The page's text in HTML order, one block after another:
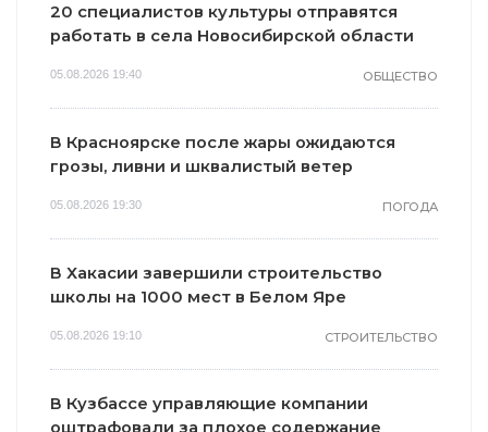
20 специалистов культуры отправятся
работать в села Новосибирской области
05.08.2026 19:40 ОБЩЕСТВО
В Красноярске после жары ожидаются
грозы, ливни и шквалистый ветер
05.08.2026 19:30 ПОГОДА
В Хакасии завершили строительство
школы на 1000 мест в Белом Яре
05.08.2026 19:10 СТРОИТЕЛЬСТВО
В Кузбассе управляющие компании
оштрафовали за плохое содержание